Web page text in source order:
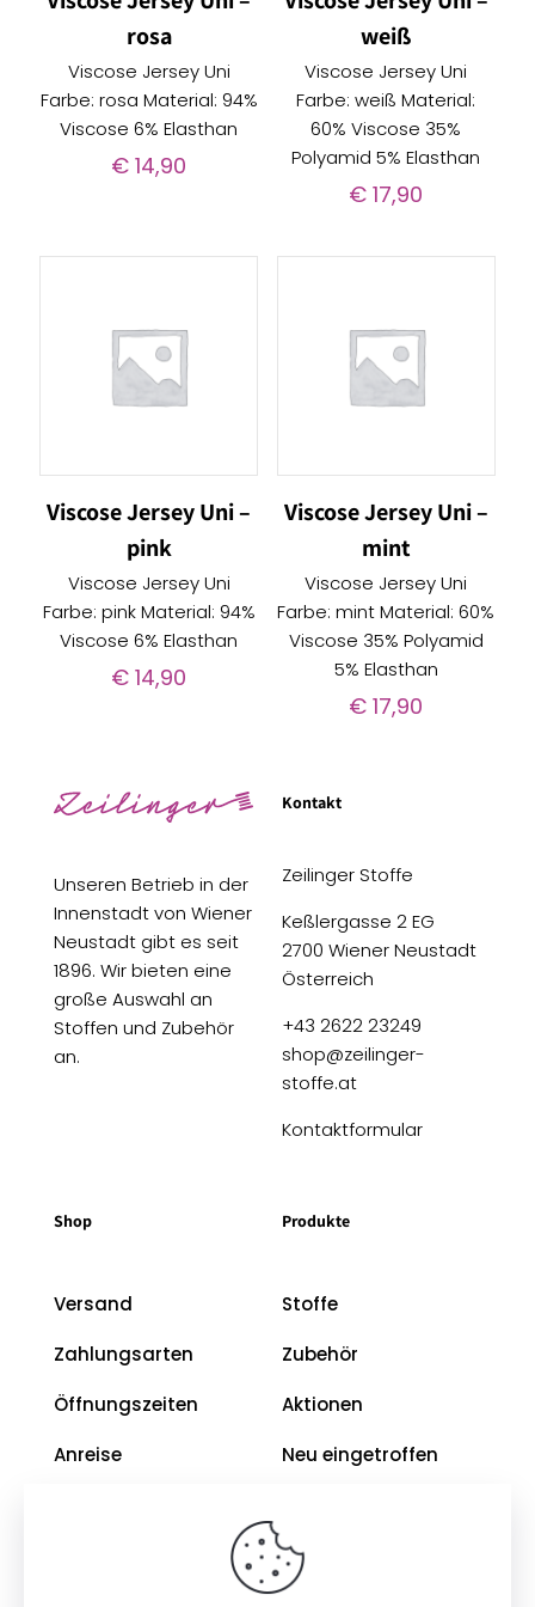
rosa
Viscose Jersey Uni
Farbe: rosa Material: 94%
Viscose 6% Elasthan
€ 14,90
weiß
Viscose Jersey Uni
Farbe: weiß Material:
60% Viscose 35%
Polyamid 5% Elasthan
€ 17,90
Viscose Jersey Uni –
pink
Viscose Jersey Uni
Farbe: pink Material: 94%
Viscose 6% Elasthan
€ 14,90
Viscose Jersey Uni –
mint
Viscose Jersey Uni
Farbe: mint Material: 60%
Viscose 35% Polyamid
5% Elasthan
€ 17,90
Unseren Betrieb in der
Innenstadt von Wiener
Neustadt gibt es seit
1896. Wir bieten eine
große Auswahl an
Stoffen und Zubehör
an.
Kontakt
Zeilinger Stoffe
Keßlergasse 2 EG
2700 Wiener Neustadt
Österreich
+43 2622 23249
shop@zeilinger-
stoffe.at
Kontaktformular
Shop
Versand
Zahlungsarten
Öffnungszeiten
Anreise
Produkte
Stoffe
Zubehör
Aktionen
Neu eingetroffen